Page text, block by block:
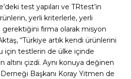
test yapıları ve TRtest’in
yerli kriterlerle, yerli
firma olarak misyon
“Türkiye artık kendi ürünlerini
için testlerin de ülke içinde
altını çizdi. Aynı konuya değinen
Derneği Başkanı Koray Yitmen de